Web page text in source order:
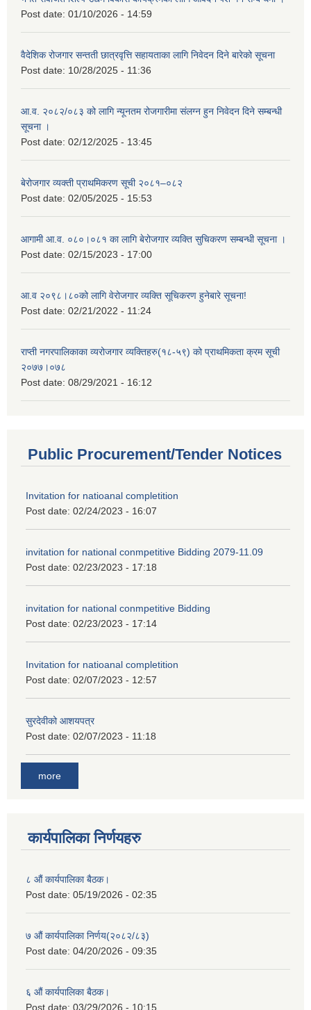
Post date: 01/10/2026 - 14:59
वैदेशिक रोजगार सन्तती छात्रवृत्ति सहायताका लागि निवेदन दिने बारेको सूचना
Post date: 10/28/2025 - 11:36
आ.व. २०८२/०८३ को लागि न्यूनतम रोजगारीमा संलग्न हुन निवेदन दिने सम्बन्धी
सूचना ।
Post date: 02/12/2025 - 13:45
बेरोजगार व्यक्ती प्राथमिकरण सूची २०८१–०८२
Post date: 02/05/2025 - 15:53
आगामी आ.व. ०८०।०८१ का लागि बेरोजगार व्यक्ति सुचिकरण सम्बन्धी सूचना ।
Post date: 02/15/2023 - 17:00
आ.व २०९८।८०को लागि वेरोजगार व्यक्ति सूचिकरण हुनेबारे सूचना!
Post date: 02/21/2022 - 11:24
राप्ती नगरपालिकाका व्यरोजगार व्यक्तिहरु(१८-५९) को प्राथमिकता क्रम सूची
२०७७।०७८
Post date: 08/29/2021 - 16:12
Public Procurement/Tender Notices
Invitation for natioanal completition
Post date: 02/24/2023 - 16:07
invitation for national conmpetitive Bidding 2079-11.09
Post date: 02/23/2023 - 17:18
invitation for national conmpetitive Bidding
Post date: 02/23/2023 - 17:14
Invitation for natioanal completition
Post date: 02/07/2023 - 12:57
सुरदेवीको आशयपत्र
Post date: 02/07/2023 - 11:18
more
कार्यपालिका निर्णयहरु
८ औं कार्यपालिका बैठक।
Post date: 05/19/2026 - 02:35
७ औं कार्यपालिका निर्णय(२०८२/८३)
Post date: 04/20/2026 - 09:35
६ औं कार्यपालिका बैठक।
Post date: 03/29/2026 - 10:15